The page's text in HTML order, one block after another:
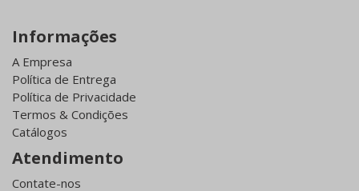
Informações
A Empresa
Política de Entrega
Política de Privacidade
Termos & Condições
Catálogos
Atendimento
Contate-nos